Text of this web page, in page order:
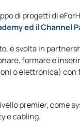
di progetti di
ed il Channel
è svolta in
formare e
o elettronica) con
premier, come
e cabling.